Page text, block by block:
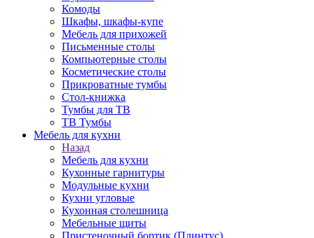
Комоды
Шкафы, шкафы-купе
Мебель для прихожей
Письменные столы
Компьютерные столы
Косметические столы
Прикроватные тумбы
Стол-книжка
Тумбы для ТВ
ТВ Тумбы
Мебель для кухни
Назад
Мебель для кухни
Кухонные гарнитуры
Модульные кухни
Кухни угловые
Кухонная столешница
Мебельные щиты
Пристеночный бортик (Плинтус)